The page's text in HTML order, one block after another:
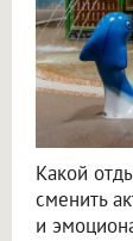
Какой
сменить
и